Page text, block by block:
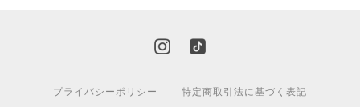
プライバシーポリシー 特定商取引法に基づく表記